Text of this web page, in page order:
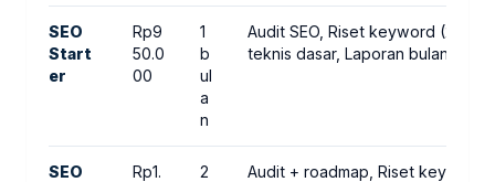
SEO
Start
er
Rp9
50.0
00
1
b
ul
a
n
Audit SEO, Riset keyword (20),
teknis dasar, Laporan bulanan
SEO
Rp1.
2
Audit + roadmap, Riset keyword